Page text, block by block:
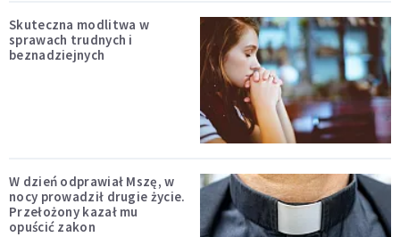
Skuteczna modlitwa w
sprawach trudnych i
beznadziejnych
W dzień odprawiał Mszę, w
nocy prowadził drugie życie.
Przełożony kazał mu
opuścić zakon